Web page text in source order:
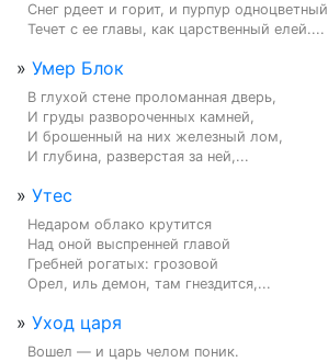
Снег рдеет и горит, и пурпур одноцветный
Течет с ее главы, как царственный елей....
» Умер Блок
В глухой стене проломанная дверь,
И груды развороченных камней,
И брошенный на них железный лом,
И глубина, разверстая за ней,...
» Утес
Недаром облако крутится
Над оной выспренней главой
Гребней рогатых: грозовой
Орел, иль демон, там гнездится,...
» Уход царя
Вошел — и царь челом поник.